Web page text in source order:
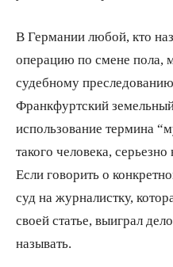
В Германии любой, кто
операцию по смене пола,
судебному
Франкфуртский
использование термина
такого человека,
Если говорить о
суд на журналистку,
своей статье, выиграл
называть.